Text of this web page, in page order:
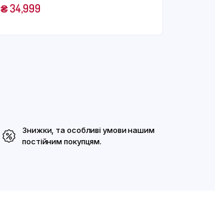
₴34,999
Знижки, та особливі умови нашим
постійним покупцям.